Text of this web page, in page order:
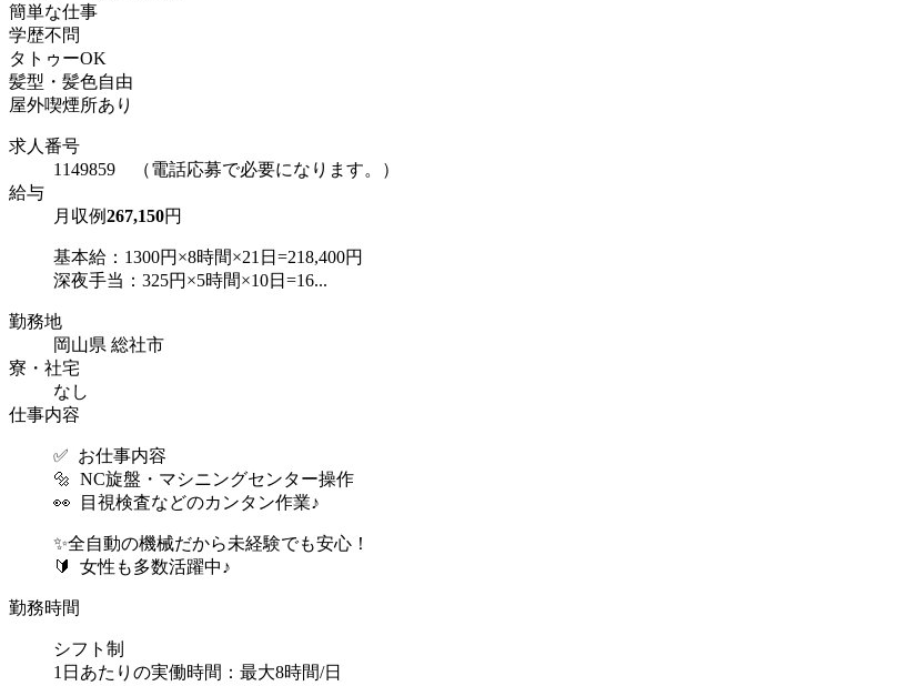
簡単な仕事
学歴不問
タトゥーOK
髪型・髪色自由
屋外喫煙所あり
求人番号
1149859 （電話応募で必要になります。）
給与
月収例267,150円
基本給：1300円×8時間×21日=218,400円
深夜手当：325円×5時間×10日=16...
勤務地
岡山県 総社市
寮・社宅
なし
仕事内容
✅ お仕事内容
🔩 NC旋盤・マシニングセンター操作
👀 目視検査などのカンタン作業♪
✨全自動の機械だから未経験でも安心！
🔰 女性も多数活躍中♪
勤務時間
シフト制
1日あたりの実働時間：最大8時間/日